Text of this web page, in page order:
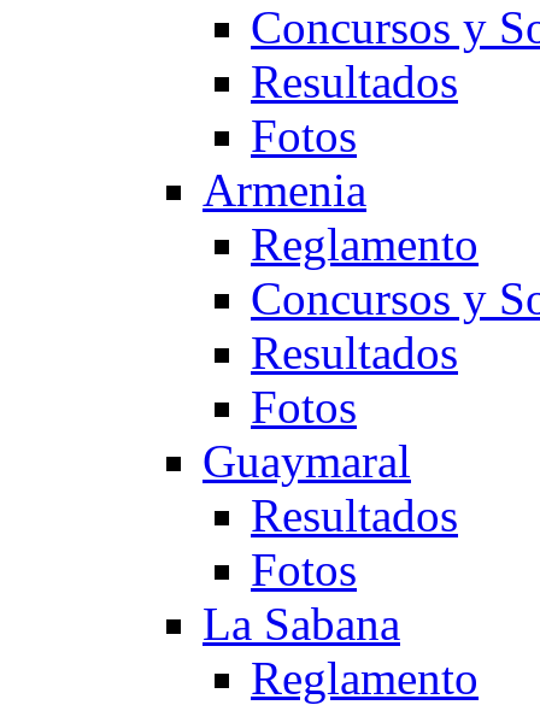
Concursos y
Resultados
Fotos
Armenia
Reglamento
Concursos y
Resultados
Fotos
Guaymaral
Resultados
Fotos
La Sabana
Reglamento